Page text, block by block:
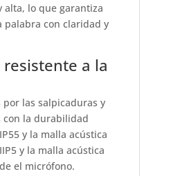
alta, lo que garantiza
palabra con claridad y
a la
por las salpicaduras y
con la durabilidad
y la malla acústica
y la malla acústica
el micrófono.